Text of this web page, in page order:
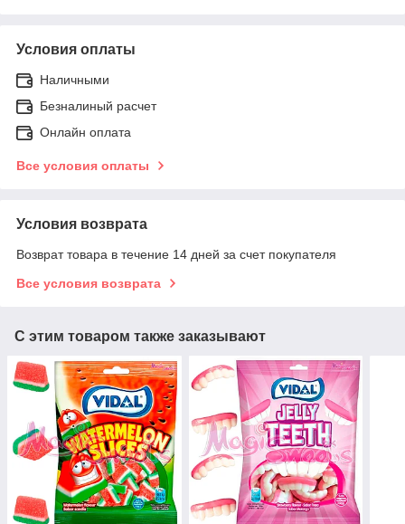
Условия оплаты
Наличными
Безналиный расчет
Онлайн оплата
Все условия оплаты
Условия возврата
Возврат товара в течение 14 дней за счет покупателя
Все условия возврата
С этим товаром также заказывают